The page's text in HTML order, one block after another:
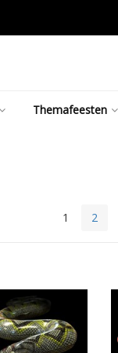
Themafeesten
1 2